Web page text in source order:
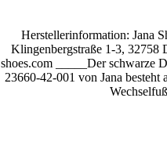
Herstellerinformation: Jana
Klingenbergstraße 1-3, 32758
shoes.com _____Der schwarze
23660-42-001 von Jana besteht